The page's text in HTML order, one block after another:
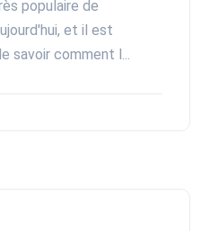
populaire de
et il est
savoir comment l...